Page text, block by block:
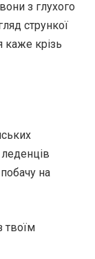
з глухого
стрункої
крізь
леденців
на
твоїм